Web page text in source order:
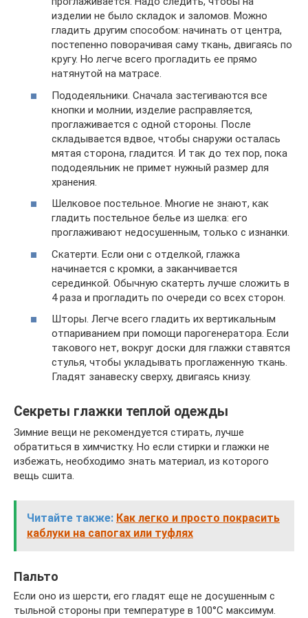
изделии не было складок и заломов. Можно
гладить другим способом: начинать от центра,
постепенно поворачивая саму ткань, двигаясь по
кругу. Но легче всего прогладить ее прямо
натянутой на матрасе.
Пододеяльники. Сначала застегиваются все
кнопки и молнии, изделие расправляется,
проглаживается с одной стороны. После
складывается вдвое, чтобы снаружи осталась
мятая сторона, гладится. И так до тех пор, пока
пододеяльник не примет нужный размер для
хранения.
Шелковое постельное. Многие не знают, как
гладить постельное белье из шелка: его
проглаживают недосушенным, только с изнанки.
Скатерти. Если они с отделкой, глажка
начинается с кромки, а заканчивается
серединкой. Обычную скатерть лучше сложить в
4 раза и прогладить по очереди со всех сторон.
Шторы. Легче всего гладить их вертикальным
отпариванием при помощи парогенератора. Если
такового нет, вокруг доски для глажки ставятся
стулья, чтобы укладывать проглаженную ткань.
Гладят занавеску сверху, двигаясь книзу.
Секреты глажки теплой одежды
Зимние вещи не рекомендуется стирать, лучше
обратиться в химчистку. Но если стирки и глажки не
избежать, необходимо знать материал, из которого
вещь сшита.
Читайте также: Как легко и просто покрасить
каблуки на сапогах или туфлях
Пальто
Если оно из шерсти, его гладят еще не досушенным с
тыльной стороны при температуре в 100°С максимум.